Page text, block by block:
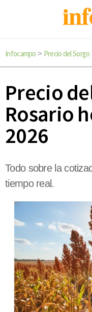
Infocampo > Precio del Sorgo
Precio
Rosario
2026
Todo sobre la
tiempo real.